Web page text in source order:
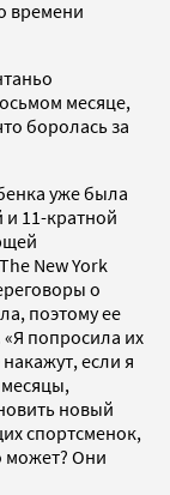
времени
месяце,
боролась за
уже была
11-кратной
New York
о
поэтому ее
попросила их
если я
месяцы,
новый
спортсменок,
может? Они